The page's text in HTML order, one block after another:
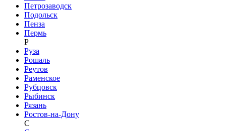
Петрозаводск
Подольск
Пенза
Пермь
Р
Руза
Рошаль
Реутов
Раменское
Рубцовск
Рыбинск
Рязань
Ростов-на-Дону
С